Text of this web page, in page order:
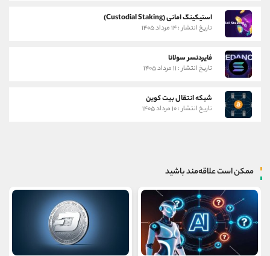
استیکینگ امانی (Custodial Staking)
تاریخ انتشار : ۱۴ مرداد ۱۴۰۵
فایردنسر سولانا
تاریخ انتشار : ۱۱ مرداد ۱۴۰۵
شبکه انتقال بیت کوین
تاریخ انتشار : ۱۰ مرداد ۱۴۰۵
ممکن است علاقه‌مند باشید